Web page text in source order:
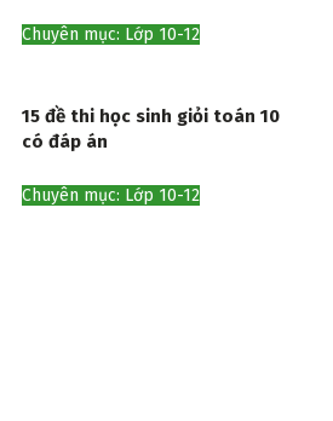
Chuyên mục: Lớp 10-12
15 đề thi học sinh giỏi toán 10
có đáp án
Chuyên mục: Lớp 10-12